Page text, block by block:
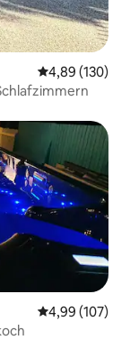
4,89 (130)
4,99 (107)